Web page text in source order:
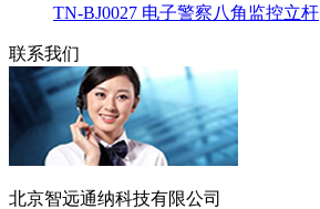
TN-BJ0027 电子警察八角监控立杆
联系我们
北京智远通纳科技有限公司